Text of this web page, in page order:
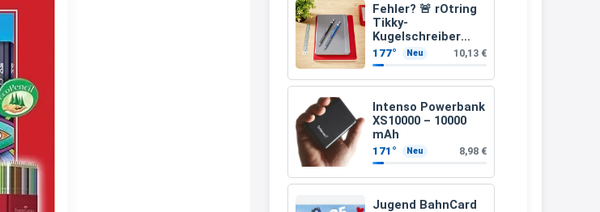
Fehler? 🚨 rOtring
Tikky-
Kugelschreiber
blaue Tinte
mittlere Spitze
blau (1,0 mm – 12
Stück)
177° Neu 10,13 €
Intenso Powerbank
XS10000 – 10000
mAh
171° Neu 8,98 €
Jugend BahnCard
Och siche den Gutschein
fürmeggelebaguetts
Kerstin
Meggle bagett Gutschein code
21:37